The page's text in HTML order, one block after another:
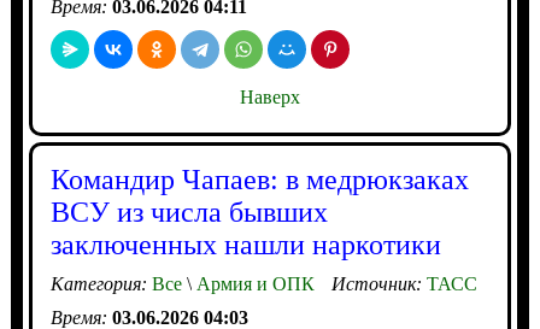
Время: 03.06.2026 04:11
Наверх
Командир Чапаев: в медрюкзаках
ВСУ из числа бывших
заключенных нашли наркотики
Категория: Все\Армия и ОПК Источник: ТАСС
Время: 03.06.2026 04:03